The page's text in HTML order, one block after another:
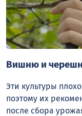
Вишню и
Эти культуры
поэтому их
после сбора